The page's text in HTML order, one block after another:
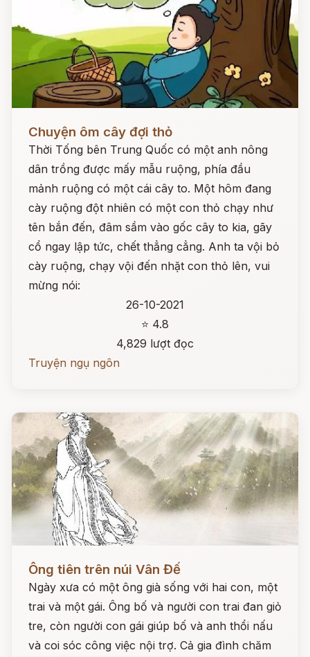
Chuyện ôm cây đợi thỏ
Thời Tống bên Trung Quốc có một anh nông
dân trồng được mấy mẫu ruộng, phía đầu
mảnh ruộng có một cái cây to. Một hôm đang
cày ruộng đột nhiên có một con thỏ chạy như
tên bắn đến, đâm sầm vào gốc cây to kia, gãy
cổ ngay lập tức, chết thẳng cẳng. Anh ta vội bỏ
cày ruộng, chạy vội đến nhặt con thỏ lên, vui
mừng nói:
26-10-2021
⭐ 4.8
4,829 lượt đọc
Truyện ngụ ngôn
Đọc ngay
Ông tiên trên núi Vân Đế
Ngày xưa có một ông già sống với hai con, một
trai và một gái. Ông bố và người con trai đan giỏ
tre, còn người con gái giúp bố và anh thổi nấu
và coi sóc công việc nội trợ. Cả gia đình chăm